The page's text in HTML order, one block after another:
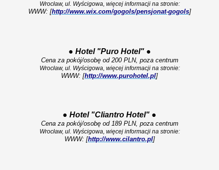
Wrocław, ul. Wyścigowa, więcej informacji na stronie:
WWW: [http://www.wix.com/gogols/pensjonat-gogols]
● Hotel "Puro Hotel" ●
Cena za pokój/osobę od 200 PLN, poza centrum
Wrocław, ul. Wyścigowa, więcej informacji na stronie:
WWW: [http://www.purohotel.pl]
● Hotel "Cliantro Hotel" ●
Cena za pokój/osobę od 189 PLN, poza centrum
Wrocław, ul. Wyścigowa, więcej informacji na stronie:
WWW: [http://www.cilantro.pl]